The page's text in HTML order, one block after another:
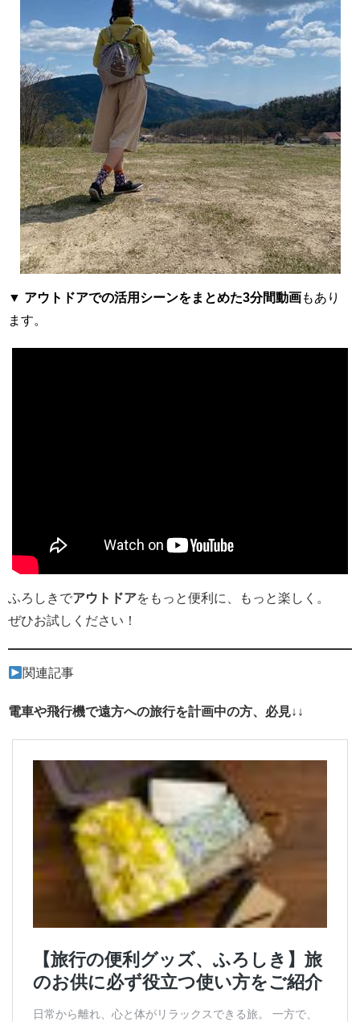
▼ アウトドアでの活用シーンをまとめた3分間動画もあり
ます。
ふろしきでアウトドアをもっと便利に、もっと楽しく。
ぜひお試しください！
関連記事
電車や飛行機で遠方への旅行を計画中の方、必見↓↓